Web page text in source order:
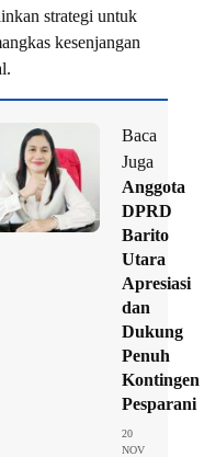
strategi untuk
kesenjangan
Baca
Juga
Anggota
DPRD
Barito
Utara
Apresiasi
dan
Dukung
Penuh
Kontingen
Pesparani
20
NOV